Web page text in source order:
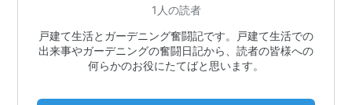
1人の読者
戸建て生活とガーデニング奮闘記です。戸建て生活での
出来事やガーデニングの奮闘日記から、読者の皆様への
何らかのお役にたてばと思います。